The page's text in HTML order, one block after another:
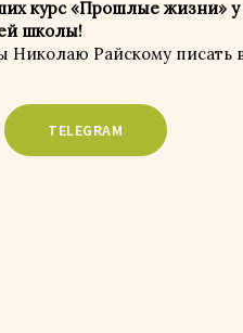
курс «Прошлые жизни»
школы!
Николаю Райскому писать